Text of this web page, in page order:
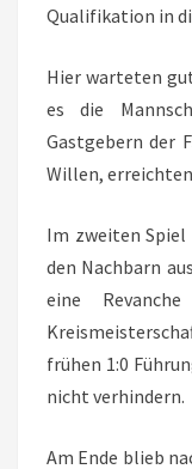
Qualifikation in
Hier warteten
es die
Gastgebern der
Willen,
Im zweiten
den Nachbarn
eine
frühen 1:0
nicht verhindern.
Am Ende blieb